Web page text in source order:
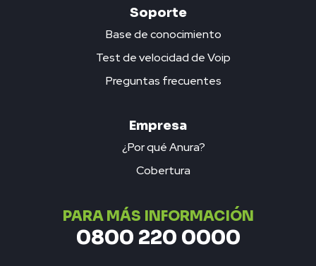
Soporte
Base de conocimiento
Test de velocidad de Voip
Preguntas frecuentes
Empresa
¿Por qué Anura?
Cobertura
PARA MÁS INFORMACIÓN
0800 220 0000